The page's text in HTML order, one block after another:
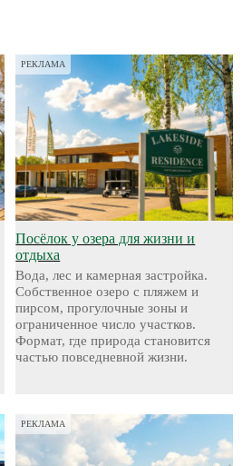
РЕКЛАМА
Посёлок у озера для жизни и
отдыха
Вода, лес и камерная застройка.
Собственное озеро с пляжем и
пирсом, прогулочные зоны и
ограниченное число участков.
Формат, где природа становится
частью повседневной жизни.
РЕКЛАМА